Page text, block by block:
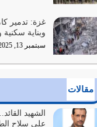
أراد الله لهذه الأمة ان
بالنهوض بالأمر
يوليو 25, 2026
أي أمة تتفرق في الدين
وبناية سكنية
سبتمبر 13, 2025
مقالات
الشهيد
على سلاح